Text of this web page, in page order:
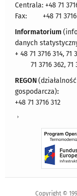
Centrala: +48 71
Fax:
+48 71
Informatorium
danych
+ 48 71 3716 314, 71
71 3716 362, 71
REGON(działalność
gospodarcza):
+48 71 3716 312
Copyright ©